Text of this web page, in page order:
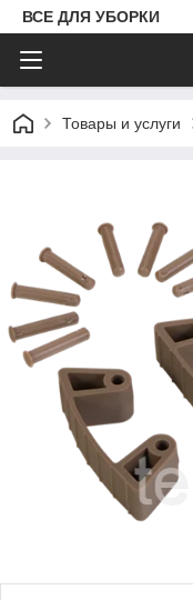
ВСЕ ДЛЯ УБОРКИ
Товары и услуги